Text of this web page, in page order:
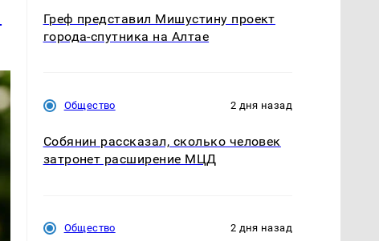
Греф представил Мишустину проект
города-спутника на Алтае
Общество 2 дня назад
Собянин рассказал, сколько человек
затронет расширение МЦД
Общество 2 дня назад